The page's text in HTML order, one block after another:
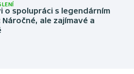
o spolupráci s legendárním
Náročné, ale zajímavé a